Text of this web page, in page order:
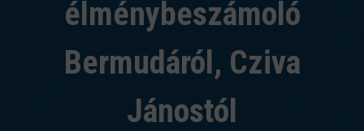
élménybeszámoló
Bermudáról, Cziva
Jánostól